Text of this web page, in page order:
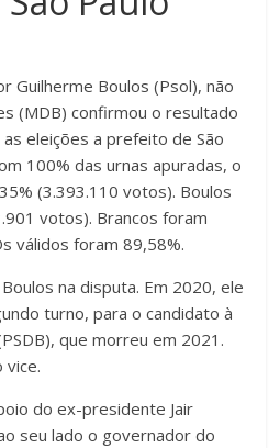
Guilherme Boulos (Psol), não
(MDB) confirmou o resultado
eleições a prefeito de São
100% das urnas apuradas, o
(3.393.110 votos). Boulos
votos). Brancos foram
válidos foram 89,58%.
na disputa. Em 2020, ele
turno, para o candidato à
que morreu em 2021.
vice.
do ex-presidente Jair
seu lado o governador do